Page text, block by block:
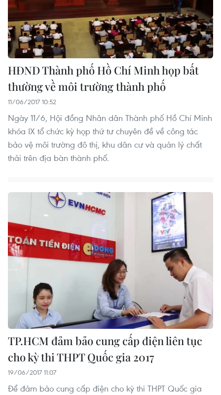
HĐND Thành phố Hồ Chí Minh họp bất
thường về môi trường thành phố
11/06/2017 10:52
Ngày 11/6, Hội đồng Nhân dân Thành phố Hồ Chí Minh
khóa IX tổ chức kỳ họp thứ tư chuyên đề về công tác
bảo vệ môi trường đô thị, khu dân cư và quản lý chất
thải trên địa bàn thành phố.
TP.HCM đảm bảo cung cấp điện liên tục
cho kỳ thi THPT Quốc gia 2017
19/06/2017 11:07
Để đảm bảo cung cấp điện cho kỳ thi THPT Quốc gia